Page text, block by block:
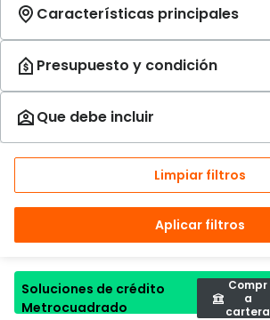
Limpiar filtros
Aplicar filtros
Soluciones de crédito
Metrocuadrado
Compr
a
cartera